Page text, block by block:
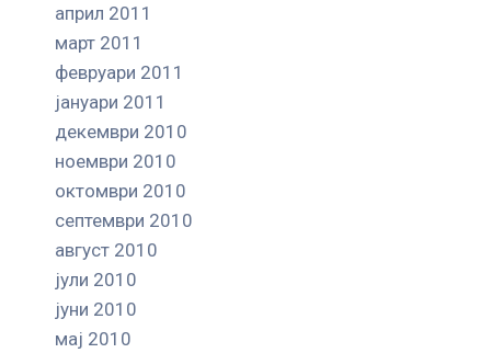
април 2011
март 2011
февруари 2011
јануари 2011
декември 2010
ноември 2010
октомври 2010
септември 2010
август 2010
јули 2010
јуни 2010
мај 2010